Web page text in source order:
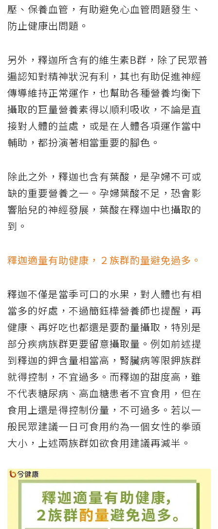
壓、保養血管，有助避免心血管問題發生、
防止健康出問題。
另外，釋迦所含有的維生素B群，除了民眾普
遍認知對精神狀況有利，其也有助促進神經
傳導維持正常運作，也幫助各種營養均衡下
攝取的巨量營養素得以順利吸收，不論是直
接對人體的益處，或是在人體各項運作當中
輔助，都扮演著相當重要的腳色。
除此之外，釋迦也含有葉酸，是孕婦不可或
缺的重要營養之一。孕婦葉酸不足，恐會影
響胎兒的神經發展，葉酸在釋迦中也攝取的
到。
釋迦適量有助健康，２族群酌量避免過多。
釋迦不僅是當季可口的水果，對人體也有相
當多的好處，不過簡鈺樺營養師也提醒，再
健康、再好吃也都還是要酌量攝取，特別是
部分疾病族群更要留意攝取量。例如前述提
到釋迦的鉀含量相當高，腎臟病等限鉀族群
就得控制，不宜過多。而釋迦的甜度高，雖
不代表糖尿病、高血糖患者不宜食用，但在
食用上還是得控制份量，不可過多。若以一
般民眾建議一日可食用約為一個女性的拳頭
大小，上述兩族群如欲食用建議再減半。